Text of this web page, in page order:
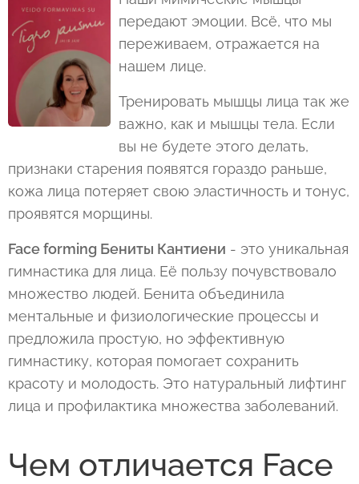
передают эмоции. Всё, что мы
переживаем, отражается на
нашем лице.
Тренировать мышцы лица так же
важно, как и мышцы тела. Если
вы не будете этого делать,
признаки старения появятся гораздо раньше,
кожа лица потеряет свою эластичность и тонус,
проявятся морщины.
Face forming Бениты Кантиени - это уникальная
гимнастика для лица. Её пользу почувствовало
множество людей. Бенита объединила
ментальные и физиологические процессы и
предложила простую, но эффективную
гимнастику, которая помогает сохранить
красоту и молодость. Это натуральный лифтинг
лица и профилактика множества заболеваний.
Чем отличается Face